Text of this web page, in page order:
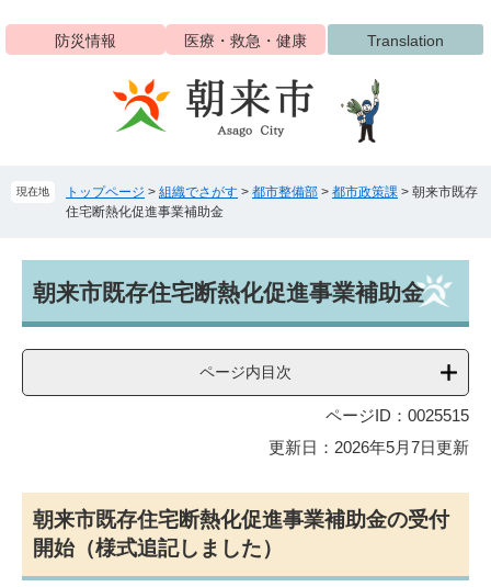
ジ
ュ
防災情報 医療・救急・健康 Translation
現在地 トップページ > 組織でさがす > 都市整備部 > 都市政策課 > 朝来市既存
住宅断熱化促進事業補助金
文朝来市既存住宅断熱化促進事業補助金
ページ内目次
ページID：0025515
更新日：2026年5月7日更新
朝来市既存住宅断熱化促進事業補助金の受付
開始（様式追記しました）